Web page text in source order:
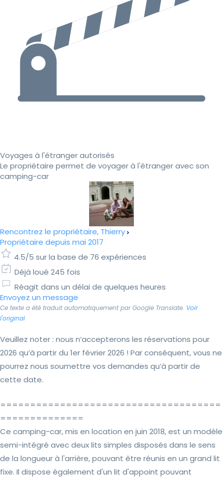
Voyages à l'étranger autorisés
Le propriétaire permet de voyager à l'étranger avec son
camping-car
Rencontrez le propriétaire, Thierry
Propriétaire depuis mai 2017
4.5/5 sur la base de 76 expériences
Déjà loué 245 fois
Réagit dans un délai de quelques heures
Envoyez un message
Ce texte a été traduit automatiquement par Google Translate. Voir
l'original
Veuillez noter : nous n’accepterons les réservations pour
2026 qu’à partir du 1er février 2026 ! Par conséquent, vous ne
pourrez nous soumettre vos demandes qu’à partir de
cette date.
=====================================
==============
Ce camping-car, mis en location en juin 2018, est un modèle
semi-intégré avec deux lits simples disposés dans le sens
de la longueur à l'arrière, pouvant être réunis en un grand lit
fixe. Il dispose également d'un lit d'appoint pouvant